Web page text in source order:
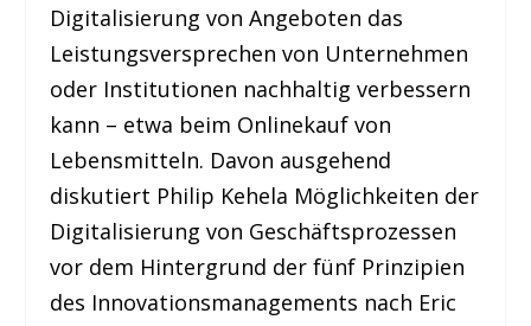
Digitalisierung von Angeboten das
Leistungsversprechen von Unternehmen
oder Institutionen nachhaltig verbessern
kann – etwa beim Onlinekauf von
Lebensmitteln. Davon ausgehend
diskutiert Philip Kehela Möglichkeiten der
Digitalisierung von Geschäftsprozessen
vor dem Hintergrund der fünf Prinzipien
des Innovationsmanagements nach Eric